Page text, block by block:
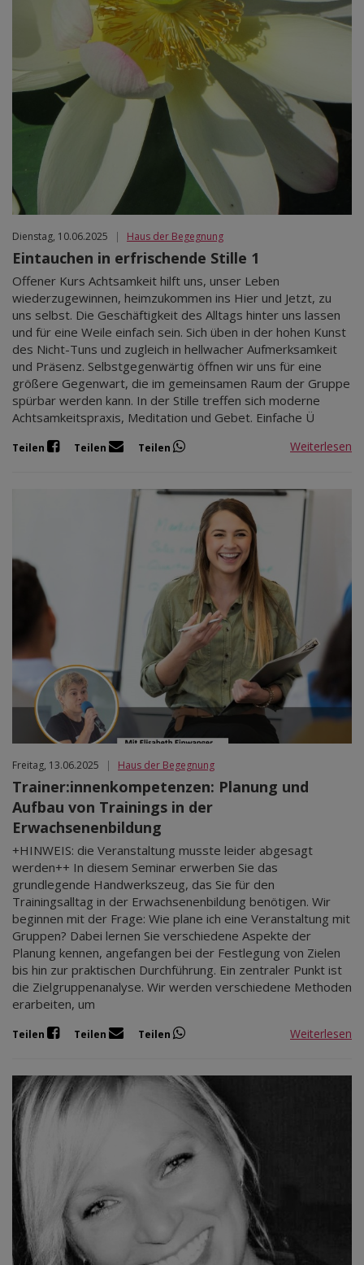
Dienstag, 10.06.2025 | Haus der Begegnung
Eintauchen in erfrischende Stille 1
Offener Kurs Achtsamkeit hilft uns, unser Leben
wiederzugewinnen, heimzukommen ins Hier und Jetzt, zu
uns selbst. Die Geschäftigkeit des Alltags hinter uns lassen
und für eine Weile einfach sein. Sich üben in der hohen Kunst
des Nicht-Tuns und zugleich in hellwacher Aufmerksamkeit
und Präsenz. Selbstgegenwärtig öffnen wir uns für eine
größere Gegenwart, die im gemeinsamen Raum der Gruppe
spürbar werden kann. In der Stille treffen sich moderne
Achtsamkeitspraxis, Meditation und Gebet. Einfache Ü
Teilen Teilen Teilen Weiterlesen
Freitag, 13.06.2025 | Haus der Begegnung
Trainer:innenkompetenzen: Planung und
Aufbau von Trainings in der
Erwachsenenbildung
+HINWEIS: die Veranstaltung musste leider abgesagt
werden++ In diesem Seminar erwerben Sie das
grundlegende Handwerkszeug, das Sie für den
Trainingsalltag in der Erwachsenenbildung benötigen. Wir
beginnen mit der Frage: Wie plane ich eine Veranstaltung mit
Gruppen? Dabei lernen Sie verschiedene Aspekte der
Planung kennen, angefangen bei der Festlegung von Zielen
bis hin zur praktischen Durchführung. Ein zentraler Punkt ist
die Zielgruppenanalyse. Wir werden verschiedene Methoden
erarbeiten, um
Teilen Teilen Teilen Weiterlesen